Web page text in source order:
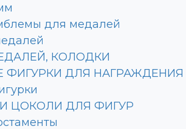
для медалей
КОЛОДКИ
ФИГУРКИ ДЛЯ НАГРАЖДЕНИЯ
ЦОКОЛИ ДЛЯ ФИГУР